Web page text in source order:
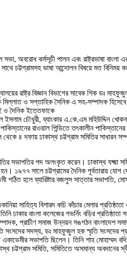
অবরোধ কর্মসূচী পালন এবং রাষ্ট্রভাষা বাংলা
চট্টগ্রামসহ ভাষা আন্দোলন বিষয়ে মত বিনিময়
রাষ্ট্র বিজ্ঞান বিভাগের সাবেক শিক ডঃ
ও সপ্তাহিক সৈনিক এ সহ-সম্পাদক
ও দৈনিক ইত্তেফাকে
চৌধুরী, ব্যাংকার এ.কে.এম মহিউদ্দিন
রাওয়াল পিন্ডিতে তৎকালীন
৪ দফায় ঢাকাস্থ চট্টগ্রাম সমিতির সাধারন
পদ অলংকৃত করেন। ঢাকাস্থ যক্ষ্মা
১৯৭৭ সালে চট্টগ্রামের দৈনিক পূর্বতারায় যোগ
গঠিত হলে ব্যারিষ্টার বজলুস সাত্তার সভাপতি,
সাহিত্য বিশারদ কচি কাঁচার মেলার
ঢাকার বাংলা কলেজের গভর্নিং বড়ির
সম্পাদক, প্রাচীণ সমাজ উন্নয়ন সঙগঠন
সদস্য, ডঃ মাহফুজুল হক স্মৃতি সংসদের
সভাপতি ছিলেন। তিনি শাহ মোহাম্মদ
সমিতি, সমিতিতে অসমান্য অবদানের